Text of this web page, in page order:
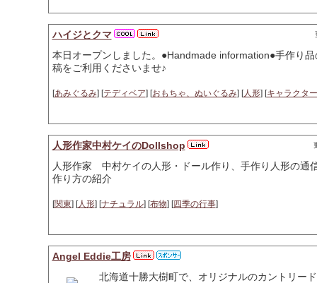
ハイジとクマ
本日オープンしました。●Handmade information●手作り
稿をご利用くださいませ♪
[あみぐるみ] [テディベア] [おもちゃ、ぬいぐるみ] [人形] [キャラクタ
人形作家中村ケイのDollshop
人形作家 中村ケイの人形・ドール作り、手作り人形の通
作り方の紹介
[関東] [人形] [ナチュラル] [布物] [四季の行事]
Angel Eddie工房
北海道十勝大樹町で、オリジナルのカントリー